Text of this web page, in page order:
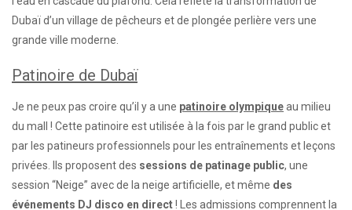
Dubaï d’un village de pêcheurs et de plongée perlière vers une
grande ville moderne.
Patinoire de Dubaï
Je ne peux pas croire qu’il y a une patinoire olympiqueau milieu
du mall ! Cette patinoire est utilisée à la fois par le grand public et
par les patineurs professionnels pour les entraînements et leçons
privées. Ils proposent des sessions de patinage public, une
session “Neige” avec de la neige artificielle, et même des
événements DJ disco en direct! Les admissions comprennent la